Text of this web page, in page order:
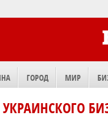
ГОРОД МИР